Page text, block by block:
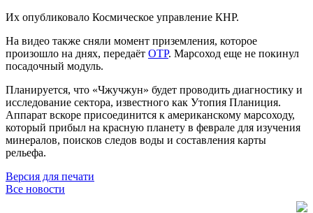
Их опубликовало Космическое управление КНР.
На видео также сняли момент приземления, которое
произошло на днях, передаёт ОТР. Марсоход еще не покинул
посадочный модуль.
Планируется, что «Чжучжун» будет проводить диагностику и
исследование сектора, известного как Утопия Планиция.
Аппарат вскоре присоединится к американскому марсоходу,
который прибыл на красную планету в феврале для изучения
минералов, поисков следов воды и составления карты
рельефа.
Версия для печати
Все новости